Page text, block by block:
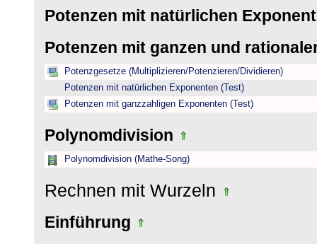
Potenzen mit natürlichen
Potenzen mit ganzen und
Potenzgesetze (Multiplizieren/Potenzieren/Dividieren)
Potenzen mit natürlichen Exponenten (Test)
Potenzen mit ganzzahligen Exponenten (Test)
Polynomdivision
Polynomdivision (Mathe-Song)
Rechnen mit Wurzeln
Einführung